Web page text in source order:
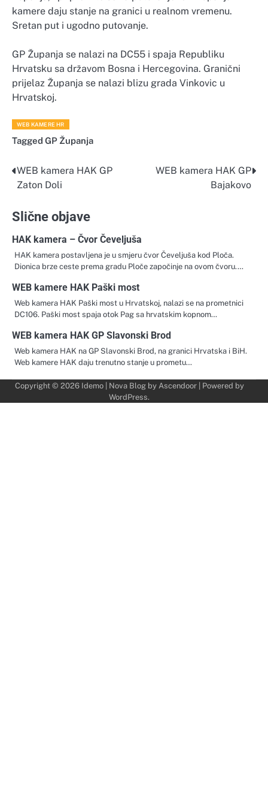
kamere daju stanje na granici u realnom vremenu.
Sretan put i ugodno putovanje.
GP Županja se nalazi na DC55 i spaja Republiku
Hrvatsku sa državom Bosna i Hercegovina. Granični
prijelaz Županja se nalazi blizu grada Vinkovic u
Hrvatskoj.
WEB KAMERE HR
Tagged GP Županja
Navigacija
WEB kamera HAK GP
Zaton Doli
WEB kamera HAK GP
Bajakovo
Slične objave
HAK kamera – Čvor Čeveljuša
HAK kamera postavljena je u smjeru čvor Čeveljuša kod Ploča.
Dionica brze ceste prema gradu Ploče započinje na ovom čvoru.…
WEB kamere HAK Paški most
Web kamera HAK Paški most u Hrvatskoj, nalazi se na prometnici
DC106. Paški most spaja otok Pag sa hrvatskim kopnom…
WEB kamera HAK GP Slavonski Brod
Web kamera HAK na GP Slavonski Brod, na granici Hrvatska i BiH.
Web kamere HAK daju trenutno stanje u prometu…
Copyright © 2026 Idemo| Nova Blog by Ascendoor| Powered by
WordPress.